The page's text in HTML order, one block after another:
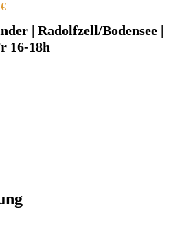
€
| Radolfzell/Bodensee |
16-18h